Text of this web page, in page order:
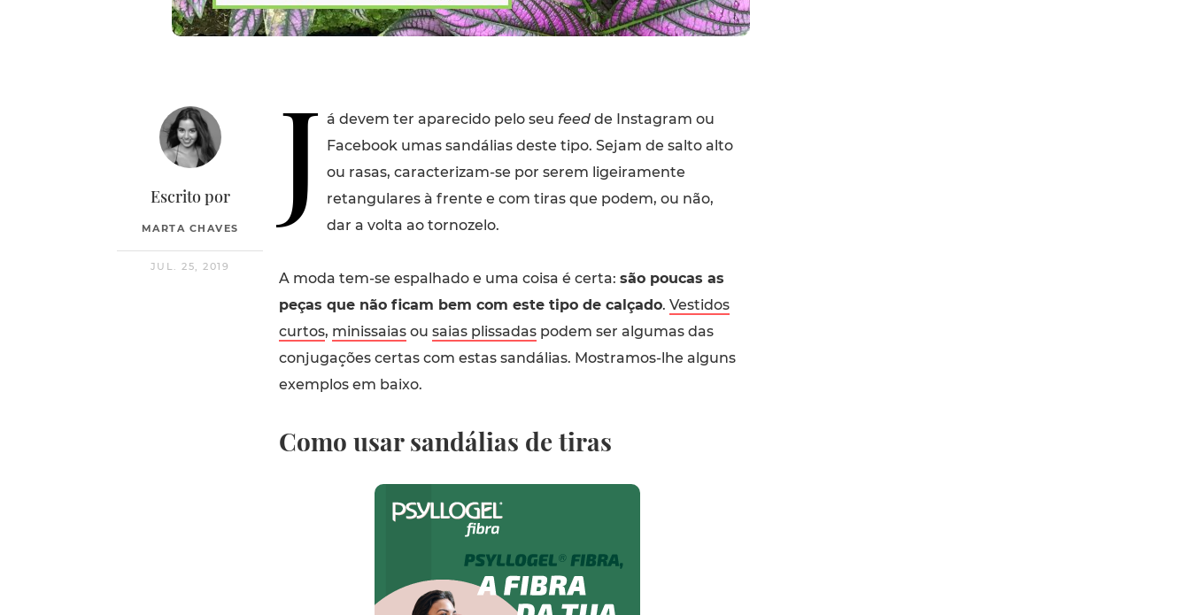
Escrito por
MARTA CHAVES
JUL. 25, 2019
J á devem ter aparecido pelo seu feedde Instagram ou
Facebook umas sandálias deste tipo. Sejam de salto alto
ou rasas, caracterizam-se por serem ligeiramente
retangulares à frente e com tiras que podem, ou não,
dar a volta ao tornozelo.
A moda tem-se espalhado e uma coisa é certa: são poucas as
peças que não ficam bem com este tipo de calçado. Vestidos
curtos, minissaiasou saias plissadaspodem ser algumas das
conjugações certas com estas sandálias. Mostramos-lhe alguns
exemplos em baixo.
Como usar sandálias de tiras